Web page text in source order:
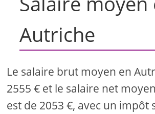
Autriche
Le salaire brut moyen en
2555 € et le salaire net
est de 2053 €, avec un impôt